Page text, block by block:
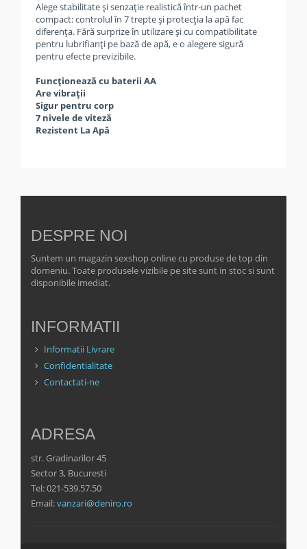
Alege stabilitate și senzație realistică într-un pachet
compact: controlul în 7 trepte și protecția la apă fac
diferența. Fără surprize în utilizare și cu compatibilitate
pentru lubrifianți pe bază de apă, e o alegere sigură
pentru efecte previzibile.
Funcționează cu baterii AA
Are vibrații
Sigur pentru corp
7 nivele de viteză
Rezistent La Apă
DESPRE NOI
Suntem un magazin sexshop online cu produse de top din
domeniu. Toate produsele vizibile pe site sunt in stoc si sunt
disponibile imediat.
INFORMATII
Informatii Livrare
Confidentialitate
Contactati-ne
ADRESA
str. Gradinarilor 45
Sector 3, Bucuresti
Tel: 021-539.57.50
Email:vanzari@deniro.ro